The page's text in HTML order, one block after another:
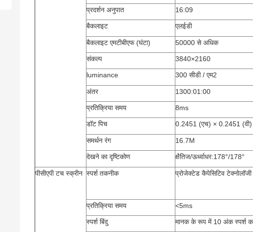
प्रदर्शन अनुपात 16:09
बैकलाइट एलईडी
बैकलाइट एमटीबीएफ (घंटा) 50000 से अधिक
संकल्प 3840×2160
luminance 300 सीडी / एम2
अंतर 1300:01:00
प्रतिक्रिया समय 8ms
डॉट पिच 0.2451 (एच) × 0.2451 (वी)
समर्थन रंग 16.7M
देखने का दृष्टिकोण क्षैतिज/ऊर्ध्वाधर:178°/178°
पीसीएपी टच स्क्रीन स्पर्श तकनीक प्रोजेक्टेड कैपेसिटिव
प्रतिक्रिया समय <5ms
स्पर्श बिंदु मानक के रूप में 10 अंक स्पर्श